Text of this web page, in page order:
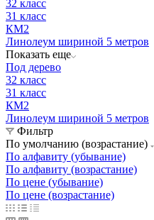
32 класс
31 класс
КМ2
Линолеум шириной 5 метров
Показать еще
Под дерево
32 класс
31 класс
КМ2
Линолеум шириной 5 метров
Фильтр
По умолчанию (возрастание)
По алфавиту (убывание)
По алфавиту (возрастание)
По цене (убывание)
По цене (возрастание)